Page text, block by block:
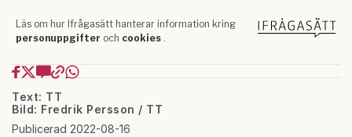
Text: TT
Bild: Fredrik Persson / TT
Publicerad 2022-08-16